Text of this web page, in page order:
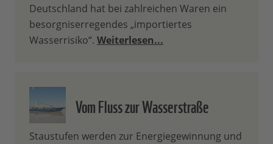
Deutschland hat bei zahlreichen Waren ein
besorgniserregendes „importiertes
Wasserrisiko“. Weiterlesen...
Vom Fluss zur Wasserstraße
Staustufen werden zur Energiegewinnung und